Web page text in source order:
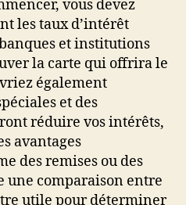
vous devez
les taux d’intérêt
et institutions
la carte qui offrira le
également
et des
réduire vos intérêts,
avantages
des remises ou des
une comparaison entre
utile pour déterminer